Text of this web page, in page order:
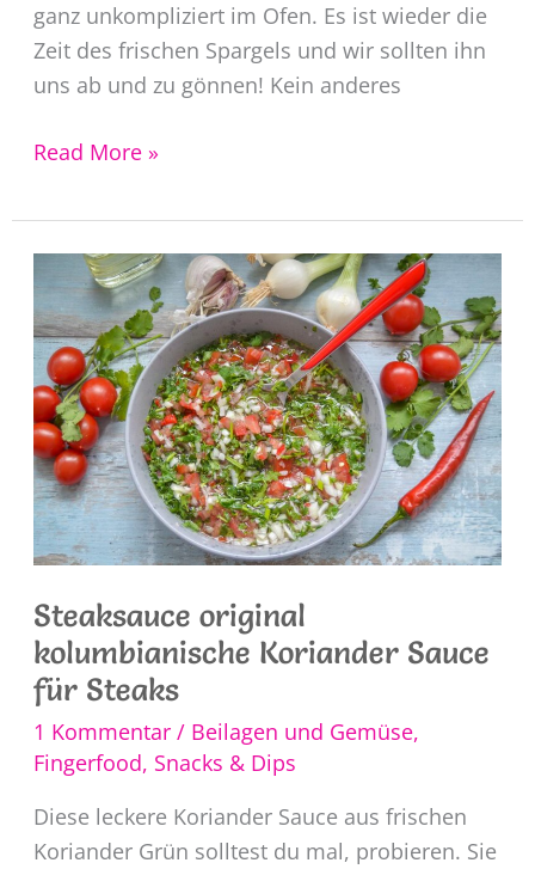
ganz unkompliziert im Ofen. Es ist wieder die
Zeit des frischen Spargels und wir sollten ihn
uns ab und zu gönnen! Kein anderes
Spargel
Backofen
garen
ist
so
einfach
Read More »
Steaksauce original
kolumbianische Koriander Sauce
für Steaks
1 Kommentar / Beilagen und Gemüse,
Fingerfood, Snacks & Dips
Diese leckere Koriander Sauce aus frischen
Koriander Grün solltest du mal, probieren. Sie